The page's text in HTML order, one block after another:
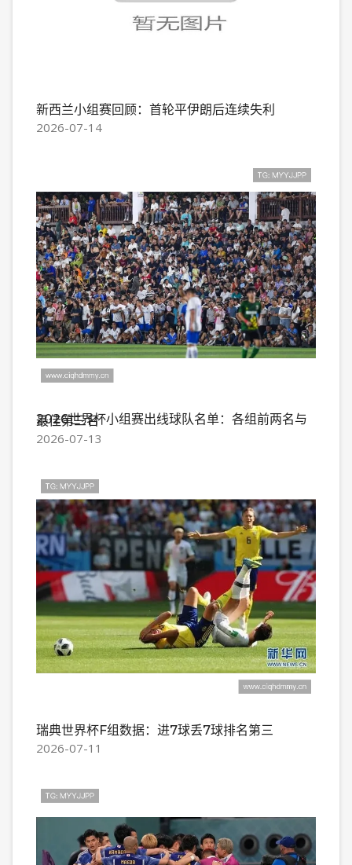
新西兰小组赛回顾：首轮平伊朗后连续失利
2026-07-14
2026世界杯小组赛出线球队名单：各组前两名与最佳第三名
2026-07-13
瑞典世界杯F组数据：进7球丢7球排名第三
2026-07-11